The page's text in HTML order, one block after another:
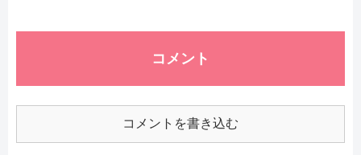
コメント
コメントを書き込む